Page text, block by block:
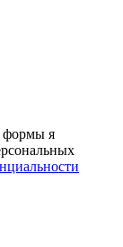
формы я